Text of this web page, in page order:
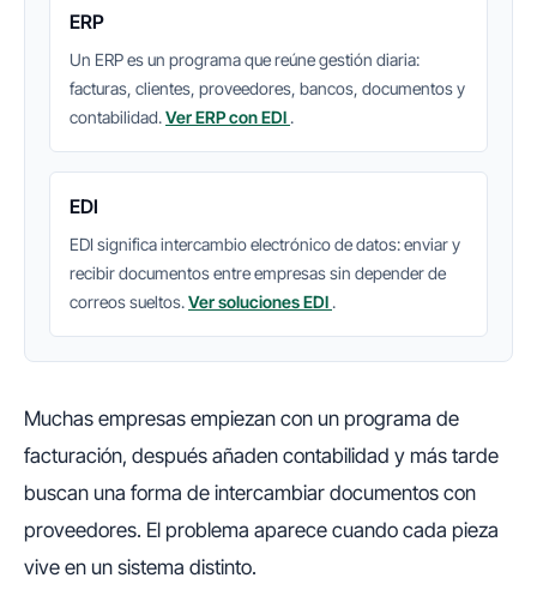
ERP
Un ERP es un programa que reúne gestión diaria:
facturas, clientes, proveedores, bancos, documentos y
contabilidad.Ver ERP con EDI .
EDI
EDI significa intercambio electrónico de datos: enviar y
recibir documentos entre empresas sin depender de
correos sueltos.Ver soluciones EDI .
Muchas empresas empiezan con un programa de
facturación, después añaden contabilidad y más tarde
buscan una forma de intercambiar documentos con
proveedores. El problema aparece cuando cada pieza
vive en un sistema distinto.